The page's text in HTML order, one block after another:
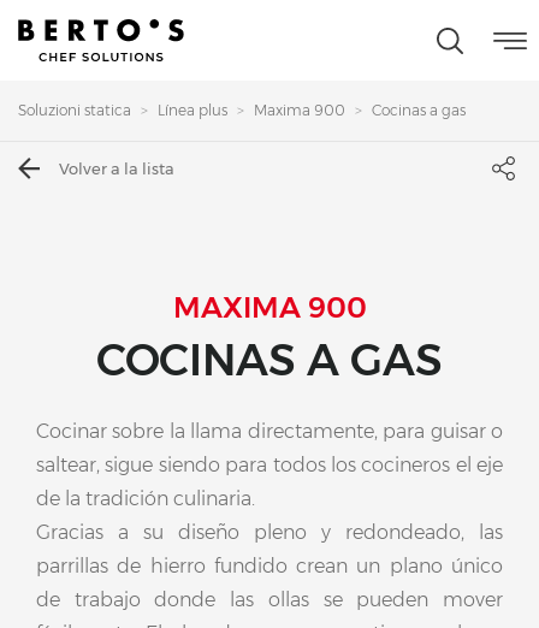
Soluzioni statica Línea plus Maxima 900 Cocinas a gas
Volver a la lista
MAXIMA 900
COCINAS A GAS
Cocinar sobre la llama directamente, para guisar o
saltear, sigue siendo para todos los cocineros el eje
de la tradición culinaria.
Gracias a su diseño pleno y redondeado, las
parrillas de hierro fundido crean un plano único
de trabajo donde las ollas se pueden mover